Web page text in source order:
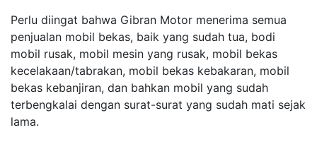
Perlu diingat bahwa Gibran Motor menerima semua
penjualan mobil bekas, baik yang sudah tua, bodi
mobil rusak, mobil mesin yang rusak, mobil bekas
kecelakaan/tabrakan, mobil bekas kebakaran, mobil
bekas kebanjiran, dan bahkan mobil yang sudah
terbengkalai dengan surat-surat yang sudah mati sejak
lama.